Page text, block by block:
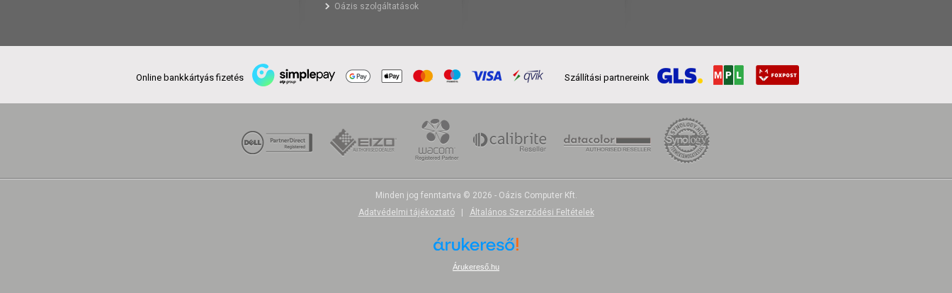
Oázis szolgáltatások
Online bankkártyás fizetés Szállítási partnereink
Minden jog fenntartva © 2026 - Oázis Computer Kft.
Adatvédelmi tájékoztató
| Általános Szerződési Feltételek
Árukereső.hu